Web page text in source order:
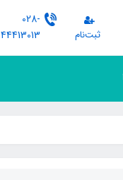
ثبت‌نام
028-
44413013